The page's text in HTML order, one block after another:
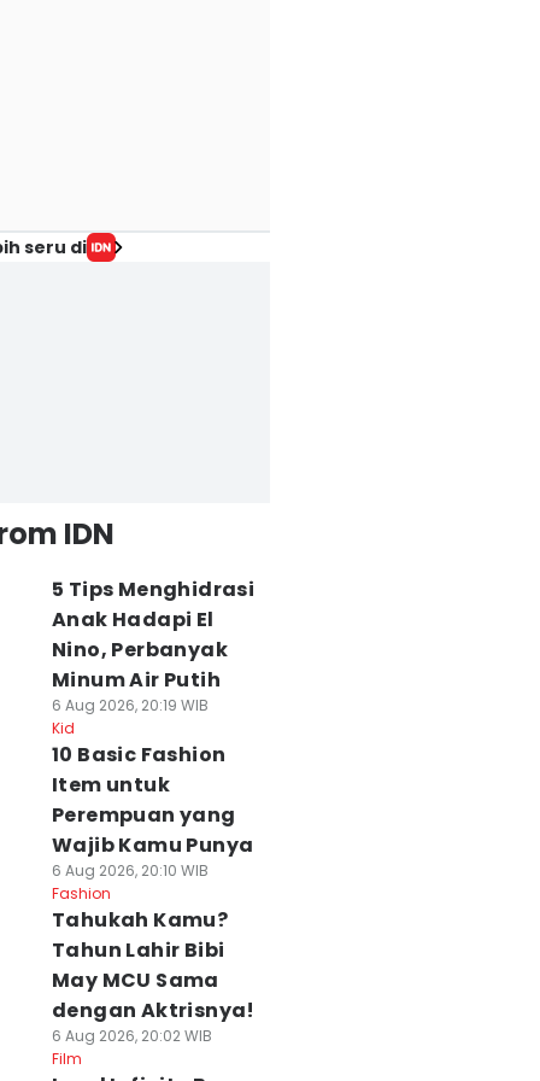
seru di
IDN
5 Tips Menghidrasi
Anak Hadapi El
Nino, Perbanyak
Minum Air Putih
6 Aug 2026, 20:19 WIB
Kid
10 Basic Fashion
Item untuk
Perempuan yang
Wajib Kamu Punya
6 Aug 2026, 20:10 WIB
Fashion
Tahukah Kamu?
Tahun Lahir Bibi
May MCU Sama
dengan Aktrisnya!
6 Aug 2026, 20:02 WIB
Film